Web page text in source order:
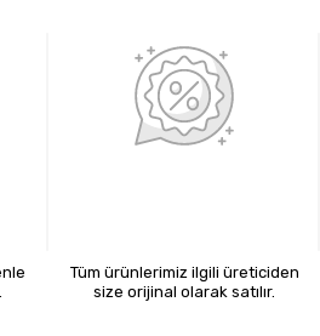
Tüm ürünlerimiz ilgili üreticiden
size orijinal olarak satılır.